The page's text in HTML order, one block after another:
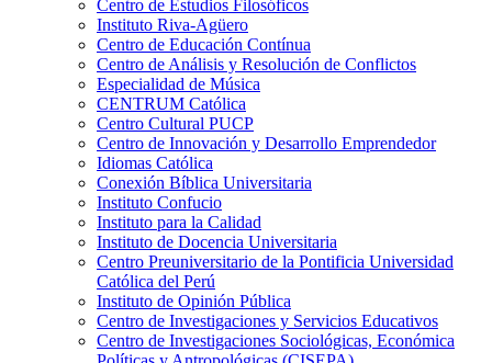
Centro de Estudios Filosóficos
Instituto Riva-Agüero
Centro de Educación Contínua
Centro de Análisis y Resolución de Conflictos
Especialidad de Música
CENTRUM Católica
Centro Cultural PUCP
Centro de Innovación y Desarrollo Emprendedor
Idiomas Católica
Conexión Bíblica Universitaria
Instituto Confucio
Instituto para la Calidad
Instituto de Docencia Universitaria
Centro Preuniversitario de la Pontificia Universidad
Católica del Perú
Instituto de Opinión Pública
Centro de Investigaciones y Servicios Educativos
Centro de Investigaciones Sociológicas, Económica